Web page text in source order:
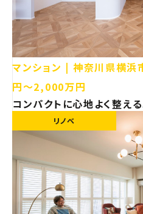
マンション 神奈川県横浜
円〜2,000万円
コンパクトに心地よく整え
い【横浜市 マンション リノ
リノベ